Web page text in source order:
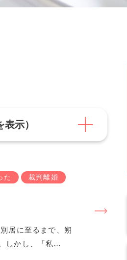
示）
た
裁判離婚
居に至るまで、朔
しかし、「私…